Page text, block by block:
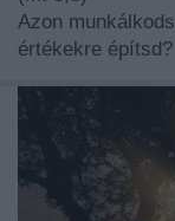
Azon
értékekre